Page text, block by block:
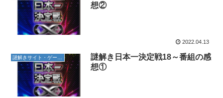
想②
2022.04.13
謎解き日本一決定戦18～番組の感
想①